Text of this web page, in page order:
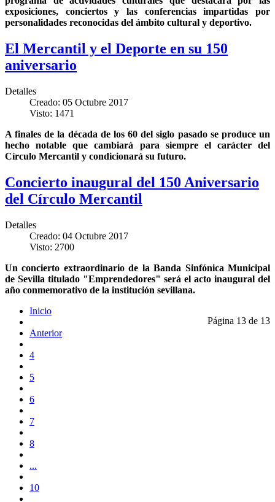
exposiciones, conciertos y las conferencias impartidas por
personalidades reconocidas del ámbito cultural y deportivo.
El Mercantil y el Deporte en su 150
aniversario
Detalles
Creado: 05 Octubre 2017
Visto: 1471
A finales de la década de los 60 del siglo pasado se produce un
hecho notable que cambiará para siempre el carácter del
Círculo Mercantil y condicionará su futuro.
Concierto inaugural del 150 Aniversario
del Círculo Mercantil
Detalles
Creado: 04 Octubre 2017
Visto: 2700
Un concierto extraordinario de la Banda Sinfónica Municipal
de Sevilla titulado "Emprendedores" será el acto inaugural del
año conmemorativo de la institución sevillana.
Página 13 de 13
Inicio
Anterior
4
5
6
7
8
...
10